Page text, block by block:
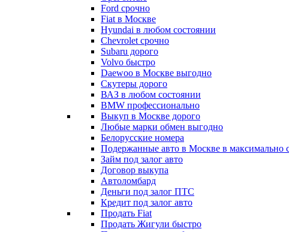
Ford срочно
Fiat в Москве
Hyundai в любом состоянии
Chevrolet срочно
Subaru дорого
Volvo быстро
Daewoo в Москве выгодно
Скутеры дорого
ВАЗ в любом состоянии
BMW профессионально
Выкуп в Москве дорого
Любые марки обмен выгодно
Белорусские номера
Подержанные авто в Москве в максимально
Займ под залог авто
Договор выкупа
Автоломбард
Деньги под залог ПТС
Кредит под залог авто
Продать Fiat
Продать Жигули быстро